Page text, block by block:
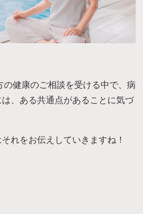
の健康のご相談を受ける中で、病
、ある共通点があることに気づ
れをお伝えしていきますね！